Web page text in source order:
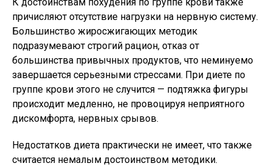
причисляют отсутствие нагрузки на нервную систему.
Большинство жиросжигающих методик
подразумевают строгий рацион, отказ от
большинства привычных продуктов, что неминуемо
завершается серьезными стрессами. При диете по
группе крови этого не случится — подтяжка фигуры
происходит медленно, не провоцируя неприятного
дискомфорта, нервных срывов.
Недостатков диета практически не имеет, что также
считается немалым достоинством методики.